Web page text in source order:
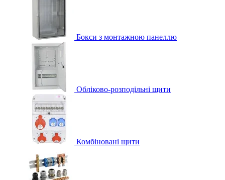
Бокси з монтажною панеллю
Обліково-розподільні щити
Комбіновані щити